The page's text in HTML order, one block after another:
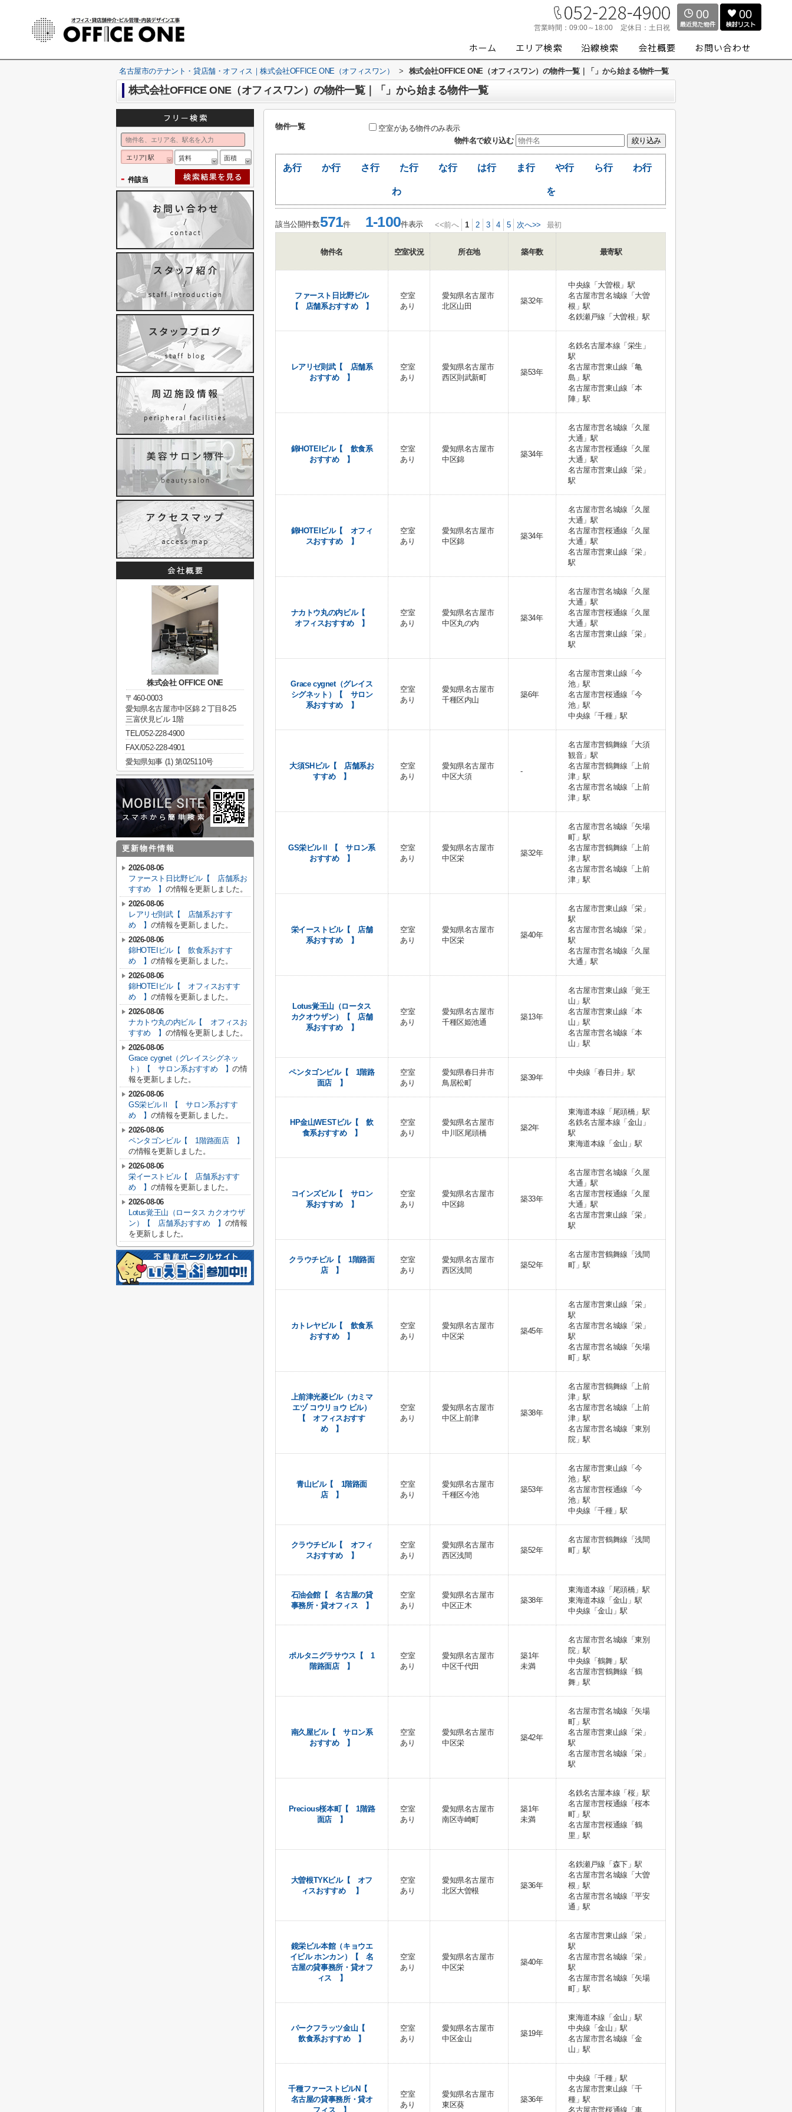
営業時間： 09:00～18:00 定休日： 土日祝
00 00
名古屋市のテナント・貸店舗・オフィス｜株式会社OFFICE ONE（オフィスワン） > 株式会社OFFICE ONE（オフィスワン）の物件一覧｜「」から始まる物件一覧
株式会社OFFICE ONE（オフィスワン）の物件一覧｜「」から始まる物件一覧
物件一覧
空室がある物件のみ表示
物件名で絞り込む
あ行 か行 さ行 た行 な行 は行 ま行 や行 ら行 わ行
わ を
該当公開件数571件1-100件表示 <<前へ 1 2 3 4 5 次へ>> 最初
物件名 空室状況 所在地 築年数 最寄駅
ファースト日比野ビル
【 店舗系おすすめ 】
空室
あり
愛知県名古屋市
北区山田
築32年
中央線「大曽根」駅
名古屋市営名城線「大曽
根」駅
名鉄瀬戸線「大曽根」駅
レアリゼ則武【 店舗系
おすすめ 】
空室
あり
愛知県名古屋市
西区則武新町
築53年
名鉄名古屋本線「栄生」
駅
名古屋市営東山線「亀
島」駅
名古屋市営東山線「本
陣」駅
錦HOTEIビル【 飲食系
おすすめ 】
空室
あり
愛知県名古屋市
中区錦
築34年
名古屋市営名城線「久屋
大通」駅
名古屋市営桜通線「久屋
大通」駅
名古屋市営東山線「栄」
駅
錦HOTEIビル【 オフィ
スおすすめ 】
空室
あり
愛知県名古屋市
中区錦
築34年
名古屋市営名城線「久屋
大通」駅
名古屋市営桜通線「久屋
大通」駅
名古屋市営東山線「栄」
駅
ナカトウ丸の内ビル【
オフィスおすすめ 】
空室
あり
愛知県名古屋市
中区丸の内
築34年
名古屋市営名城線「久屋
大通」駅
名古屋市営桜通線「久屋
大通」駅
名古屋市営東山線「栄」
駅
Grace cygnet（グレイス
シグネット）【 サロン
系おすすめ 】
空室
あり
愛知県名古屋市
千種区内山
築6年
名古屋市営東山線「今
池」駅
名古屋市営桜通線「今
池」駅
中央線「千種」駅
大須SHビル【 店舗系お
すすめ 】
空室
あり
愛知県名古屋市
中区大須
-
名古屋市営鶴舞線「大須
観音」駅
名古屋市営鶴舞線「上前
津」駅
名古屋市営名城線「上前
津」駅
GS栄ビルⅡ 【 サロン系
おすすめ 】
空室
あり
愛知県名古屋市
中区栄
築32年
名古屋市営名城線「矢場
町」駅
名古屋市営鶴舞線「上前
津」駅
名古屋市営名城線「上前
津」駅
栄イーストビル【 店舗
系おすすめ 】
空室
あり
愛知県名古屋市
中区栄
築40年
名古屋市営東山線「栄」
駅
名古屋市営名城線「栄」
駅
名古屋市営名城線「久屋
大通」駅
Lotus覚王山（ロータス
カクオウザン）【 店舗
系おすすめ 】
空室
あり
愛知県名古屋市
千種区姫池通
築13年
名古屋市営東山線「覚王
山」駅
名古屋市営東山線「本
山」駅
名古屋市営名城線「本
山」駅
ペンタゴンビル【 1階路
面店 】
空室
あり
愛知県春日井市
鳥居松町
築39年
中央線「春日井」駅
HP金山WESTビル【 飲
食系おすすめ 】
空室
あり
愛知県名古屋市
中川区尾頭橋
築2年
東海道本線「尾頭橋」駅
名鉄名古屋本線「金山」
駅
東海道本線「金山」駅
コインズビル【 サロン
系おすすめ 】
空室
あり
愛知県名古屋市
中区錦
築33年
名古屋市営名城線「久屋
大通」駅
名古屋市営桜通線「久屋
大通」駅
名古屋市営東山線「栄」
駅
クラウチビル【 1階路面
店 】
空室
あり
愛知県名古屋市
西区浅間
築52年
名古屋市営鶴舞線「浅間
町」駅
カトレヤビル【 飲食系
おすすめ 】
空室
あり
愛知県名古屋市
中区栄
築45年
名古屋市営東山線「栄」
駅
名古屋市営名城線「栄」
駅
名古屋市営名城線「矢場
町」駅
上前津光菱ビル（カミマ
エヅ コウリョウ ビル）
【 オフィスおすす
め 】
空室
あり
愛知県名古屋市
中区上前津
築38年
名古屋市営鶴舞線「上前
津」駅
名古屋市営名城線「上前
津」駅
名古屋市営名城線「東別
院」駅
青山ビル【 1階路面
店 】
空室
あり
愛知県名古屋市
千種区今池
築53年
名古屋市営東山線「今
池」駅
名古屋市営桜通線「今
池」駅
中央線「千種」駅
クラウチビル【 オフィ
スおすすめ 】
空室
あり
愛知県名古屋市
西区浅間
築52年
名古屋市営鶴舞線「浅間
町」駅
石油会館【 名古屋の貸
事務所・貸オフィス 】
空室
あり
愛知県名古屋市
中区正木
築38年
東海道本線「尾頭橋」駅
東海道本線「金山」駅
中央線「金山」駅
ポルタニグラサウス【 1
階路面店 】
空室
あり
愛知県名古屋市
中区千代田
築1年
未満
名古屋市営名城線「東別
院」駅
中央線「鶴舞」駅
名古屋市営鶴舞線「鶴
舞」駅
南久屋ビル【 サロン系
おすすめ 】
空室
あり
愛知県名古屋市
中区栄
築42年
名古屋市営名城線「矢場
町」駅
名古屋市営東山線「栄」
駅
名古屋市営名城線「栄」
駅
Precious桜本町【 1階路
面店 】
空室
あり
愛知県名古屋市
南区寺崎町
築1年
未満
名鉄名古屋本線「桜」駅
名古屋市営桜通線「桜本
町」駅
名古屋市営桜通線「鶴
里」駅
大曽根TYKビル【 オフ
ィスおすすめ 】
空室
あり
愛知県名古屋市
北区大曽根
築36年
名鉄瀬戸線「森下」駅
名古屋市営名城線「大曽
根」駅
名古屋市営名城線「平安
通」駅
鏡栄ビル本館（キョウエ
イビル ホンカン）【 名
古屋の貸事務所・貸オフ
ィス 】
空室
あり
愛知県名古屋市
中区栄
築40年
名古屋市営東山線「栄」
駅
名古屋市営名城線「栄」
駅
名古屋市営名城線「矢場
町」駅
パークフラッツ金山【
飲食系おすすめ 】
空室
あり
愛知県名古屋市
中区金山
築19年
東海道本線「金山」駅
中央線「金山」駅
名古屋市営名城線「金
山」駅
千種ファーストビルN【
名古屋の貸事務所・貸オ
フィス 】
空室
あり
愛知県名古屋市
東区葵
築36年
中央線「千種」駅
名古屋市営東山線「千
種」駅
名古屋市営桜通線「車
エリア| 駅 賃料 面積
- 件該当
株式会社 OFFICE ONE
〒460-0003
愛知県名古屋市中区錦２丁目8-25
三富伏見ビル 1階
TEL/052-228-4900
FAX/052-228-4901
愛知県知事 (1) 第025110号
更新物件情報
2026-08-06
ファースト日比野ビル【 店舗系お
すすめ 】の情報を更新しました。
2026-08-06
レアリゼ則武【 店舗系おすす
め 】 の情報を更新しました。
2026-08-06
錦HOTEIビル【 飲食系おすす
め 】 の情報を更新しました。
2026-08-06
錦HOTEIビル【 オフィスおすす
め 】 の情報を更新しました。
2026-08-06
ナカトウ丸の内ビル【 オフィスお
すすめ 】の情報を更新しました。
2026-08-06
Grace cygnet（グレイスシグネッ
ト）【 サロン系おすすめ 】の情
報を更新しました。
2026-08-06
GS栄ビルⅡ 【 サロン系おすす
め 】 の情報を更新しました。
2026-08-06
ペンタゴンビル【 1階路面店 】
の情報を更新しました。
2026-08-06
栄イーストビル【 店舗系おすす
め 】 の情報を更新しました。
2026-08-06
Lotus覚王山（ロータス カクオウザ
ン）【 店舗系おすすめ 】 の情報
を更新しました。